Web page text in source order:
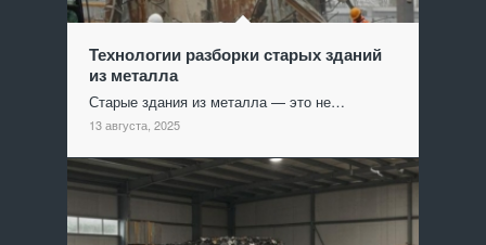
Технологии разборки старых зданий
из металла
Старые здания из металла — это не…
13 августа, 2025